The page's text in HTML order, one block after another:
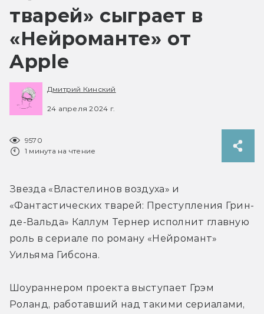
тварей» сыграет в
«Нейроманте» от
Apple
Дмитрий Кинский
24 апреля 2024 г.
9570
1 минута на чтение
Звезда «Властелинов воздуха» и
«Фантастических тварей: Преступления Грин-
де-Вальда» Каллум Тернер исполнит главную
роль в сериале по роману «Нейромант»
Уильяма Гибсона.
Шоураннером проекта выступает Грэм
Роланд, работавший над такими сериалами,